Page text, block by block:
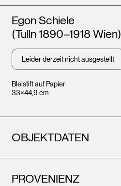
Bleistift auf Papier
33×44,9 cm
Künstler*innen
Egon Schiele
(Tulln 1890–1918 Wien)
Leider derzeit nicht ausgestellt
OBJEKTDATEN
PROVENIENZ